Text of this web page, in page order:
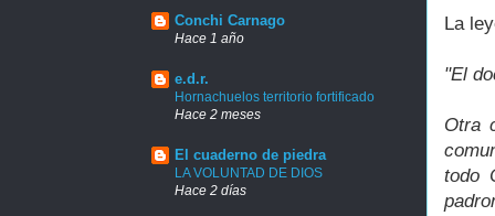
La
"El
Otra
todo
Conchi Carnago
Hace 1 año
e.d.r.
Hornachuelos territorio fortificado
Hace 2 meses
El cuaderno de piedra
LA VOLUNTAD DE DIOS
Hace 2 días